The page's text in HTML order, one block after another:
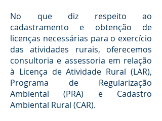
No que diz respeito ao
cadastramento e obtenção de
licenças necessárias para o exercício
das atividades rurais, oferecemos
consultoria e assessoria em relação
à Licença de Atividade Rural (LAR),
Programa de Regularização
Ambiental (PRA) e Cadastro
Ambiental Rural (CAR).